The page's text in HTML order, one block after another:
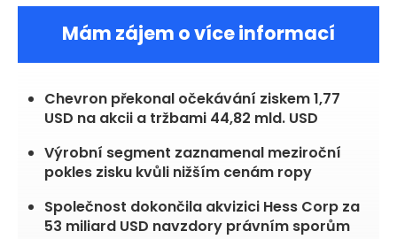
Mám zájem o více informací
Chevron překonal očekávání ziskem 1,77
USD na akcii a tržbami 44,82 mld. USD
Výrobní segment zaznamenal meziroční
pokles zisku kvůli nižším cenám ropy
Společnost dokončila akvizici Hess Corp za
53 miliard USD navzdory právním sporům